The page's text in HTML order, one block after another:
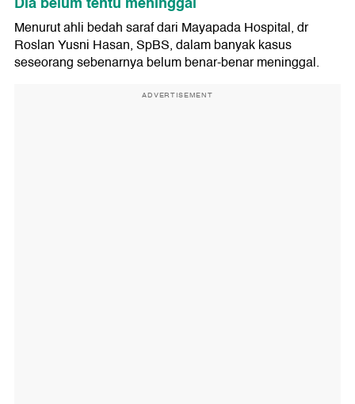
Menurut ahli bedah saraf dari Mayapada Hospital, dr
Roslan Yusni Hasan, SpBS, dalam banyak kasus
seseorang sebenarnya belum benar-benar meninggal.
ADVERTISEMENT